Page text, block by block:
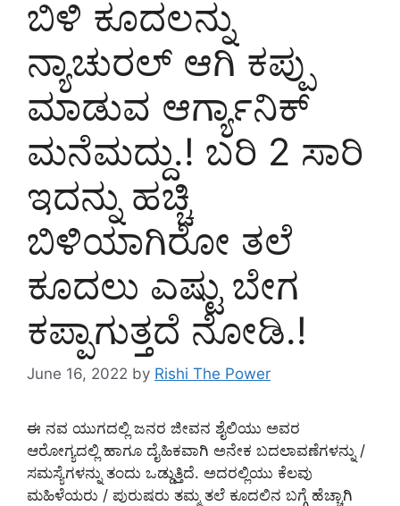
ಬಿಳಿ ಕೂದಲನ್ನು
ನ್ಯಾಚುರಲ್ ಆಗಿ ಕಪ್ಪು
ಮಾಡುವ ಆರ್ಗ್ಯಾನಿಕ್
ಮನೆಮದ್ದು.! ಬರಿ 2 ಸಾರಿ
ಇದನ್ನು ಹಚ್ಚಿ
ಬಿಳಿಯಾಗಿರೋ ತಲೆ
ಕೂದಲು ಎಷ್ಟು ಬೇಗ
ಕಪ್ಪಾಗುತ್ತದೆ ನೋಡಿ.!
June 16, 2022 by Rishi The Power
ಈ ನವ ಯುಗದಲ್ಲಿ ಜನರ ಜೀವನ ಶೈಲಿಯು ಅವರ
ಆರೋಗ್ಯದಲ್ಲಿ ಹಾಗೂ ದೈಹಿಕವಾಗಿ ಅನೇಕ ಬದಲಾವಣೆಗಳನ್ನು /
ಸಮಸ್ಯೆಗಳನ್ನು ತಂದು ಒಡ್ಡುತ್ತಿದೆ. ಅದರಲ್ಲಿಯು ಕೆಲವು
ಮಹಿಳೆಯರು / ಪುರುಷರು ತಮ್ಮ ತಲೆ ಕೂದಲಿನ ಬಗ್ಗೆ ಹೆಚ್ಚಾಗಿ